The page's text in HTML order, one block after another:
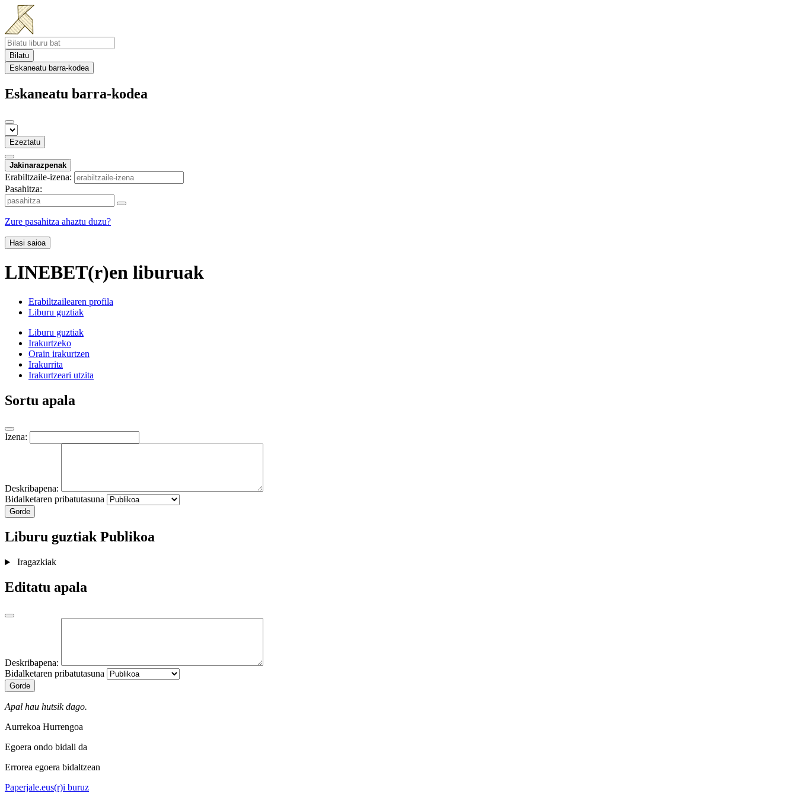
Bilatu
Eskaneatu barra-kodea
Eskaneatu barra-kodea
Ezeztatu
Jakinarazpenak
Erabiltzaile-izena:
Pasahitza:
Zure pasahitza ahaztu duzu?
Hasi saioa
LINEBET(r)en liburuak
Erabiltzailearen profila
Liburu guztiak
Liburu guztiak
Irakurtzeko
Orain irakurtzen
Irakurrita
Irakurtzeari utzita
Sortu apala
Izena:
Deskribapena:
Bidalketaren pribatutasuna
Gorde
Liburu guztiakPublikoa
Iragazkiak
Editatu apala
Deskribapena:
Bidalketaren pribatutasuna
Gorde
Apal hau hutsik dago.
Aurrekoa Hurrengoa
Egoera ondo bidali da
Errorea egoera bidaltzean
Paperjale.eus(r)i buruz